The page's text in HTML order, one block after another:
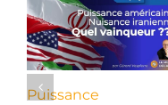
Puissance